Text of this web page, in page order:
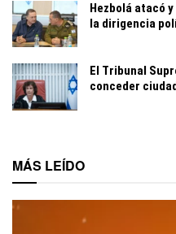
Hezbolá atacó
la dirigencia
El Tribunal
conceder
MÁS LEÍDO